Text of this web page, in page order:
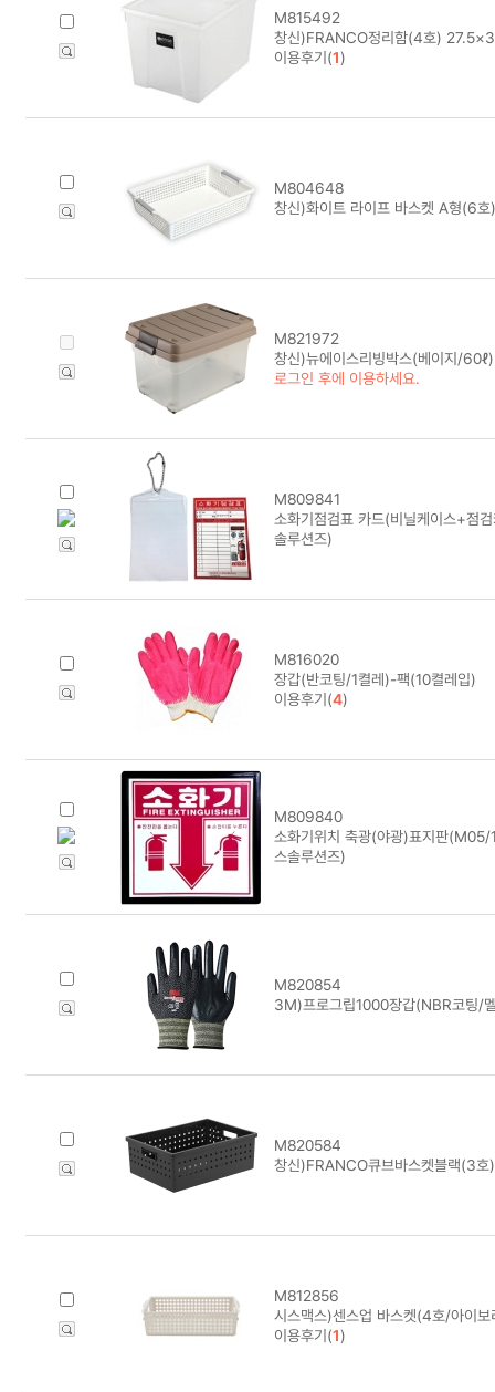
M815492
창신)FRANCO정리함(4호)
이용후기(1)
M804648
창신)화이트 라이프 바스켓 A형(6
M821972
창신)뉴에이스리빙박스(베이지/60ℓ)
로그인 후에 이용하세요.
M809841
소화기점검표 카드(비닐케이스+점
솔루션즈)
M816020
장갑(반코팅/1켤레)-팩(10켤레입)
이용후기(4)
M809840
소화기위치 축광(야광)표지판
스솔루션즈)
M820854
3M)프로그립1000장갑(NBR코팅/
M820584
창신)FRANCO큐브바스켓블랙(3호)
M812856
시스맥스)센스업 바스켓(4호/아
이용후기(1)